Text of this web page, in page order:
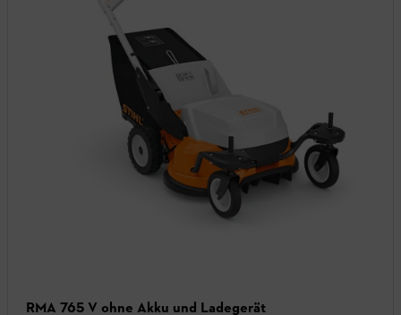
RMA 765 V ohne Akku und Ladegerät